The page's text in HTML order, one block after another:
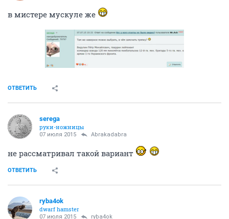
в мистере мускуле же
ОТВЕТИТЬ
serega
руки-ножницы
07 июля 2015 Abrakadabra
не рассматривал такой вариант
ОТВЕТИТЬ
ryba4ok
dwarf hamster
07 июля 2015 ryba4ok